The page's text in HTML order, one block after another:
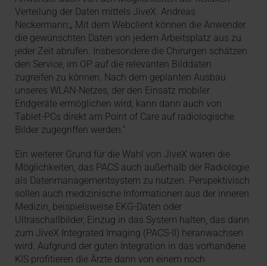
Verteilung der Daten mittels JiveX. Andreas
Neckermann:„ Mit dem Webclient können die Anwender
die gewünschten Daten von jedem Arbeitsplatz aus zu
jeder Zeit abrufen. Insbesondere die Chirurgen schätzen
den Service, im OP auf die relevanten Bilddaten
zugreifen zu können. Nach dem geplanten Ausbau
unseres WLAN-Netzes, der den Einsatz mobiler
Endgeräte ermöglichen wird, kann dann auch von
Tablet-PCs direkt am Point of Care auf radiologische
Bilder zugegriffen werden.“
Ein weiterer Grund für die Wahl von JiveX waren die
Möglichkeiten, das PACS auch außerhalb der Radiologie
als Datenmanagementsystem zu nutzen. Perspektivisch
sollen auch medizinische Informationen aus der inneren
Medizin, beispielsweise EKG-Daten oder
Ultraschallbilder, Einzug in das System halten, das dann
zum JiveX Integrated Imaging (PACS-II) heranwachsen
wird. Aufgrund der guten Integration in das vorhandene
KIS profitieren die Ärzte dann von einem noch